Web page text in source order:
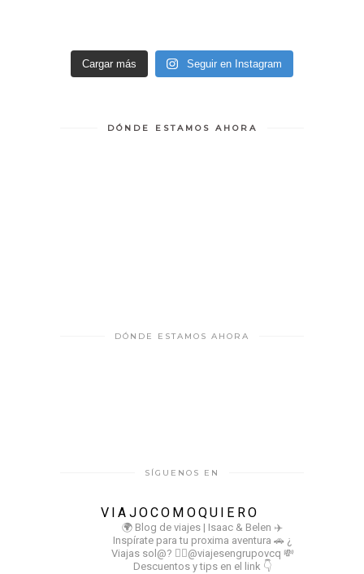
Cargar más Seguir en Instagram
DÓNDE ESTAMOS AHORA
DÓNDE ESTAMOS AHORA
SÍGUENOS EN
VIAJOCOMOQUIERO
🌍 Blog de viajes | Isaac & Belen ✈️
Inspírate para tu proxima aventura 🚗 ¿
Viajas sol@? 👉🏻@viajesengrupovcq 💸
Descuentos y tips en el link 👇